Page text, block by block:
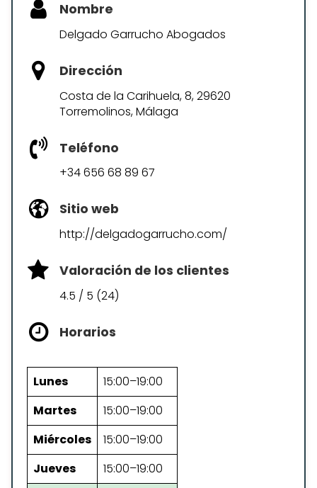
Nombre
Delgado Garrucho Abogados
Dirección
Costa de la Carihuela, 8, 29620
Torremolinos, Málaga
Teléfono
+34 656 68 89 67
Sitio web
http://delgadogarrucho.com/
Valoración de los clientes
4.5 / 5 (24)
Horarios
Lunes
15:00–19:00
Martes
15:00–19:00
Miércoles
15:00–19:00
Jueves
15:00–19:00